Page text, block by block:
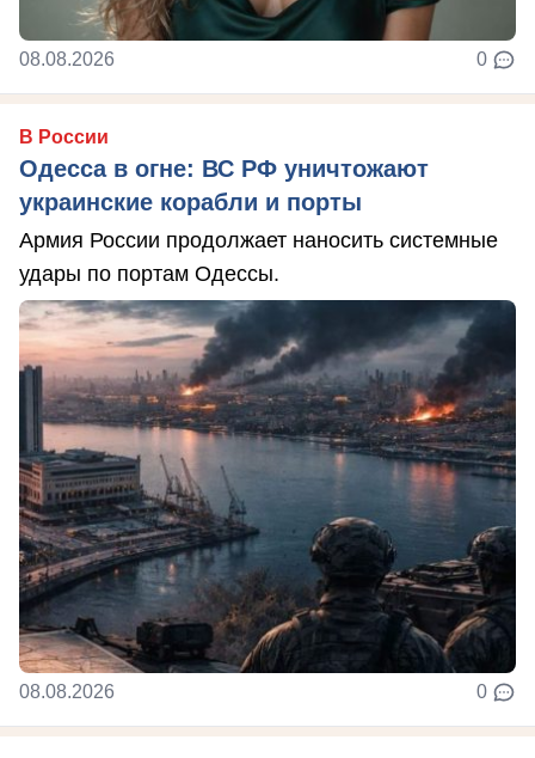
08.08.2026 0
В России
Одесса в огне: ВС РФ уничтожают
украинские корабли и порты
Армия России продолжает наносить системные
удары по портам Одессы.
08.08.2026 0